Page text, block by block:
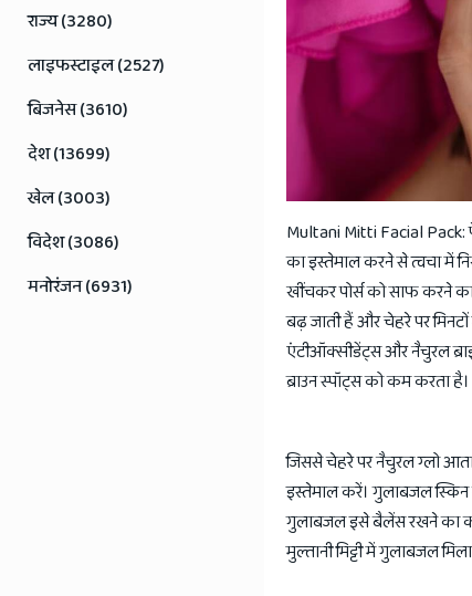
Multani Mitti Facial Pack:
का इस्तेमाल करने से त्वचा में
खींचकर पोर्स को साफ करने
बढ़ जाती हैं और चेहरे पर
एंटीऑक्सीडेंट्स और नैचुरल
ब्राउन स्पॉट्स को कम करता है।
जिससे चेहरे पर नैचुरल ग्लो
इस्तेमाल करें। गुलाबजल स्किन
गुलाबजल इसे बैलेंस रखने का
मुल्तानी मिट्टी में गुलाबजल
राज्य (3280)
लाइफस्टाइल (2527)
बिजनेस (3610)
देश (13699)
खेल (3003)
विदेश (3086)
मनोरंजन (6931)